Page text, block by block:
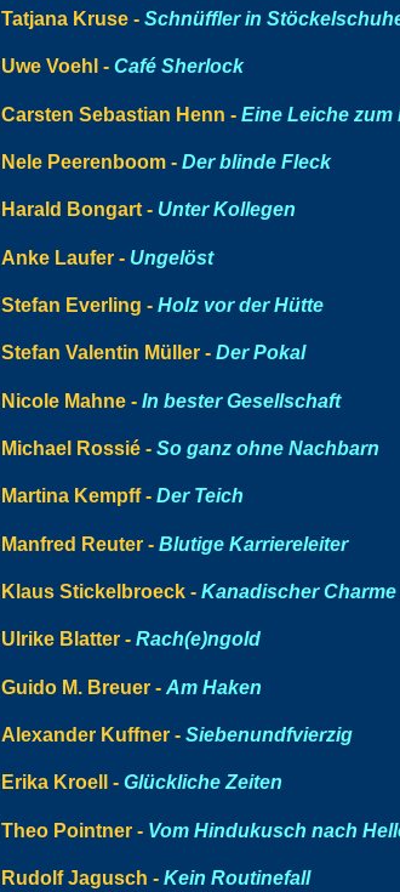
Tatjana Kruse - Schnüffler in
Uwe Voehl - Café Sherlock
Carsten Sebastian Henn - Eine Leiche zum
Nele Peerenboom - Der blinde Fleck
Harald Bongart - Unter Kollegen
Anke Laufer - Ungelöst
Stefan Everling - Holz vor der Hütte
Stefan Valentin Müller - Der Pokal
Nicole Mahne - In bester Gesellschaft
Michael Rossié - So ganz ohne Nachbarn
Martina Kempff - Der Teich
Manfred Reuter - Blutige Karriereleiter
Klaus Stickelbroeck - Kanadischer Charme
Ulrike Blatter - Rach(e)ngold
Guido M. Breuer - Am Haken
Alexander Kuffner - Siebenundfvierzig
Erika Kroell - Glückliche Zeiten
Theo Pointner - Vom Hindukusch nach
Rudolf Jagusch - Kein Routinefall